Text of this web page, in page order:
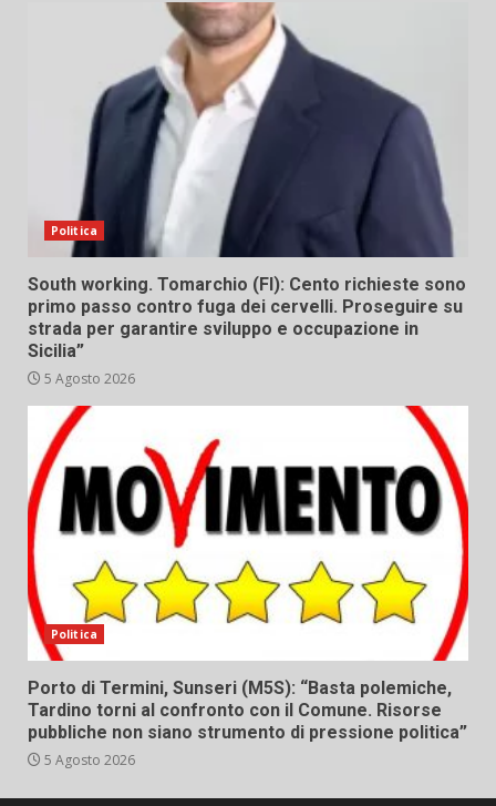
Politica
South working. Tomarchio (FI): Cento richieste sono
primo passo contro fuga dei cervelli. Proseguire su
strada per garantire sviluppo e occupazione in
Sicilia”
5 Agosto 2026
Politica
Porto di Termini, Sunseri (M5S): “Basta polemiche,
Tardino torni al confronto con il Comune. Risorse
pubbliche non siano strumento di pressione politica”
5 Agosto 2026